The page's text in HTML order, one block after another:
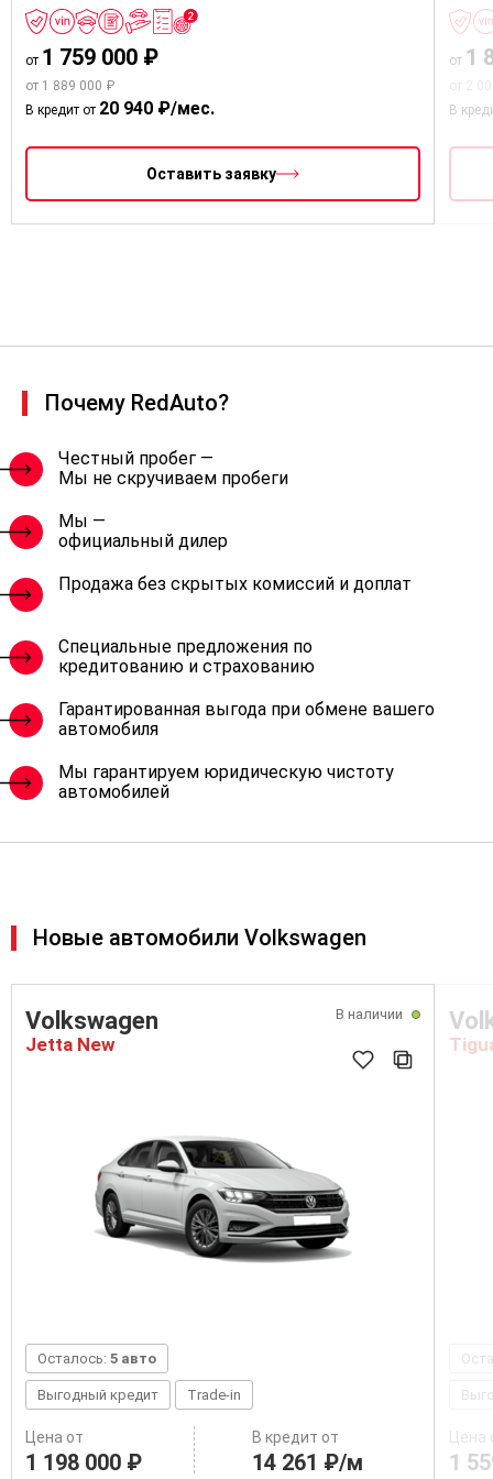
от 1 759 000 ₽
от 1 889 000 ₽
В кредит от 20 940 ₽/мес.
Оставить заявку
от 1
В
Почему RedAuto?
Честный пробег —
Мы не скручиваем пробеги
Мы —
официальный дилер
Продажа без скрытых комиссий и доплат
Специальные предложения по
кредитованию и страхованию
Гарантированная выгода при обмене вашего
автомобиля
Мы гарантируем юридическую чистоту
автомобилей
Новые автомобили Volkswagen
В наличии
Volkswagen
Jetta New
Осталось: 5 авто
Выгодный кредит Trade-in
Цена от
1 198 000 ₽
В кредит от
14 261 ₽/м
Цена
1